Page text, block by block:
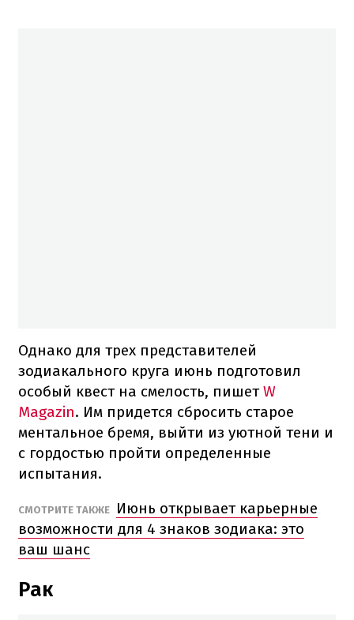
Однако для трех представителей
зодиакального круга июнь подготовил
особый квест на смелость, пишетW
Magazin. Им придется сбросить старое
ментальное бремя, выйти из уютной тени и
с гордостью пройти определенные
испытания.
СМОТРИТЕ ТАКЖЕ
Июнь открывает карьерные
возможности для 4 знаков зодиака: это
ваш шанс
Рак